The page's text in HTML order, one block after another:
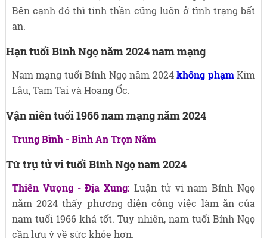
Bên cạnh đó thì tinh thần cũng luôn ở tình trạng bất
an.
Hạn tuổi Bính Ngọ năm 2024 nam mạng
Nam mạng tuổi Bính Ngọ năm 2024không phạmKim
Lâu, Tam Tai và Hoang Ốc.
Vận niên tuổi 1966 nam mạng năm 2024
Trung Bình - Bình An Trọn Năm
Tứ trụ tử vi tuổi Bính Ngọ nam 2024
Thiên Vượng - Địa Xung: Luận tử vi nam Bính Ngọ
năm 2024 thấy phương diện công việc làm ăn của
nam tuổi 1966 khá tốt. Tuy nhiên, nam tuổi Bính Ngọ
cần lưu ý về sức khỏe hơn.